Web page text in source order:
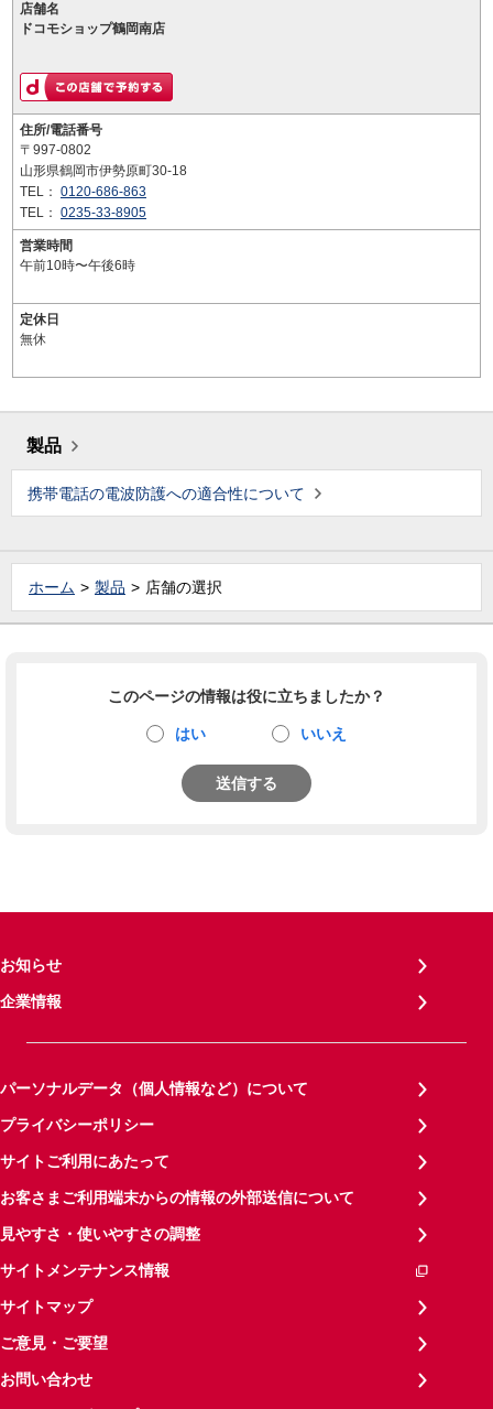
店舗名
ドコモショップ鶴岡南店
住所/電話番号
〒997-0802
山形県鶴岡市伊勢原町30-18
TEL： 0120-686-863
TEL： 0235-33-8905
営業時間
午前10時〜午後6時
定休日
無休
製品
携帯電話の電波防護への適合性について
ホーム 製品 店舗の選択
このページの情報は役に立ちましたか？
はい いいえ
送信する
お知らせ
企業情報
パーソナルデータ（個人情報など）について
プライバシーポリシー
サイトご利用にあたって
お客さまご利用端末からの情報の外部送信について
見やすさ・使いやすさの調整
サイトメンテナンス情報
サイトマップ
ご意見・ご要望
お問い合わせ